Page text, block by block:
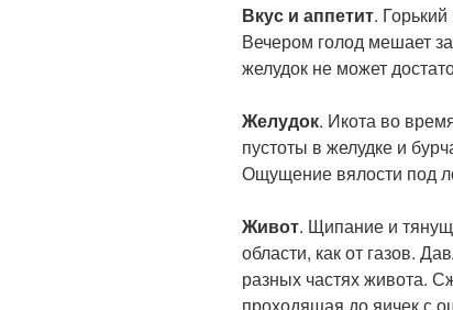
Вкус и аппетит.
Вечером голод мешает
желудок не может
Желудок. Икота во
пустоты в желудке и
Ощущение вялости под
Живот. Щипание и
области, как от газов.
разных частях живота.
проходящая до яичек с